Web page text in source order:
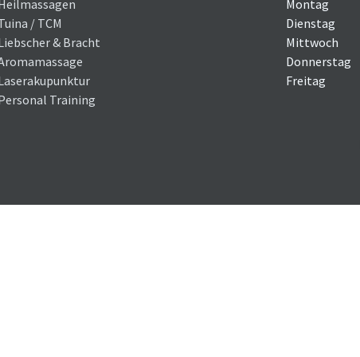
/ TCM
& Bracht
Training
Montag
Dienstag
Mittwoch
Donnerstag
Freitag